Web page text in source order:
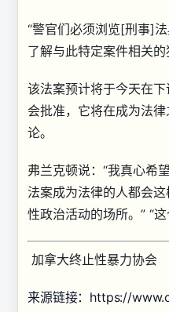
“警官们必须浏览[刑事]
了解与此特定案件相关
该法案预计将于今天在
会批准，它将在成为法
论。
弗兰克顿说：“我真心希
法案成为法律的人都会
性政治活动的场所。” “
加拿大终止性暴力协会
来源链接：https://